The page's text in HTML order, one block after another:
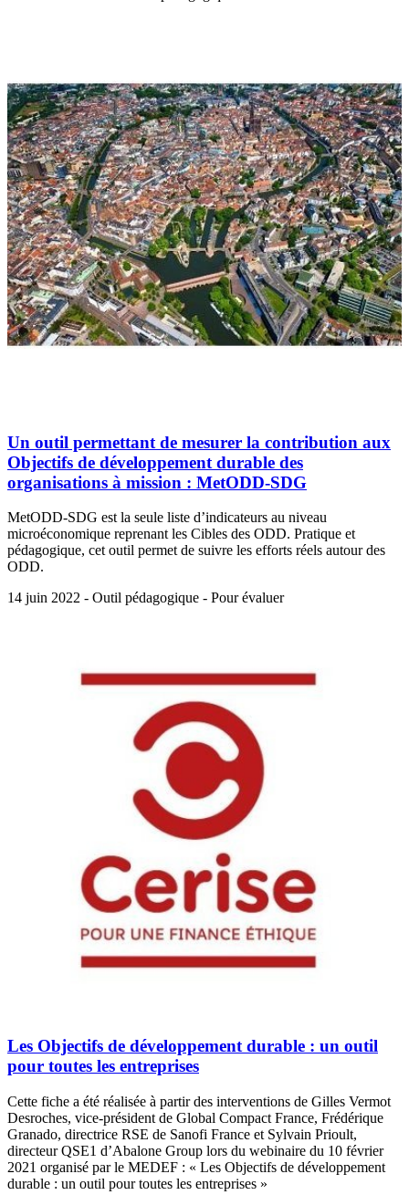
Un outil permettant de mesurer la contribution aux
Objectifs de développement durable des
organisations à mission : MetODD-SDG
MetODD-SDG est la seule liste d’indicateurs au niveau
microéconomique reprenant les Cibles des ODD. Pratique et
pédagogique, cet outil permet de suivre les efforts réels autour des
ODD.
14 juin 2022 - Outil pédagogique - Pour évaluer
Les Objectifs de développement durable : un outil
pour toutes les entreprises
Cette fiche a été réalisée à partir des interventions de Gilles Vermot
Desroches, vice-président de Global Compact France, Frédérique
Granado, directrice RSE de Sanofi France et Sylvain Prioult,
directeur QSE1 d’Abalone Group lors du webinaire du 10 février
2021 organisé par le MEDEF : « Les Objectifs de développement
durable : un outil pour toutes les entreprises »